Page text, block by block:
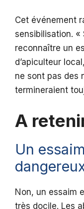
Cet événement
sensibilisation.
reconnaître un
d’apiculteur
ne sont pas des
termineraient
A
Un
Non, un essaim
très docile. Les